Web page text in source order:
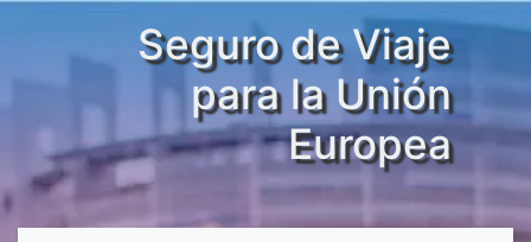
Seguro de Viaje
para la Unión
Europea